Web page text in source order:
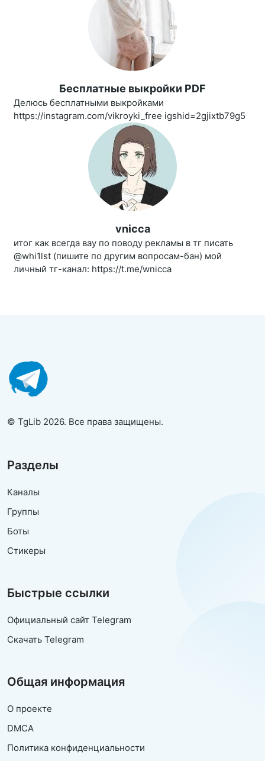
Бесплатные выкройки PDF
Делюсь бесплатными выкройками
https://instagram.com/vikroyki_free igshid=2gjixtb79g5
vnicca
итог как всегда вау по поводу рекламы в тг писать
@whi1lst (пишите по другим вопросам-бан) мой
личный тг-канал: https://t.me/wnicca
© TgLib 2026. Все права защищены.
Разделы
Каналы
Группы
Боты
Стикеры
Быстрые ссылки
Официальный сайт Telegram
Скачать Telegram
Общая информация
О проекте
DMCA
Политика конфиденциальности